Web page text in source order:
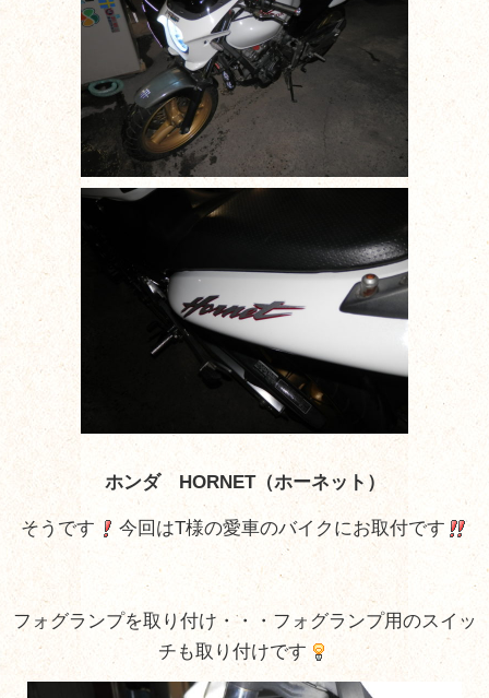
ホンダ HORNET（ホーネット）
そうです 今回はT様の愛車のバイクにお取付です
フォグランプを取り付け・・・フォグランプ用のスイッ
チも取り付けです